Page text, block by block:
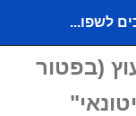
(בפטור